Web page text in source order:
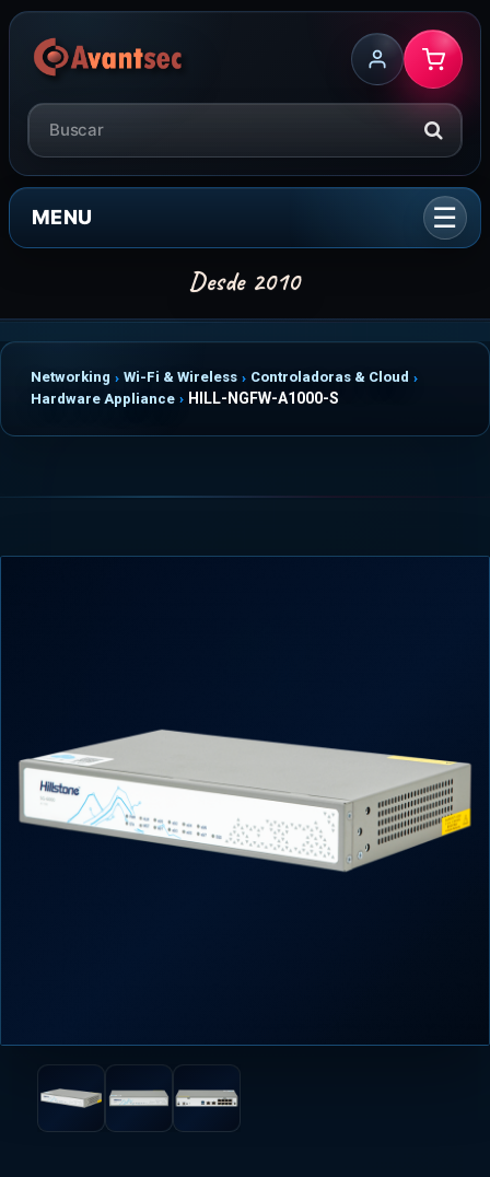
MENU
Networking Wi-Fi & Wireless
Controladoras & Cloud
Hardware Appliance
HILL-NGFW-A1000-S